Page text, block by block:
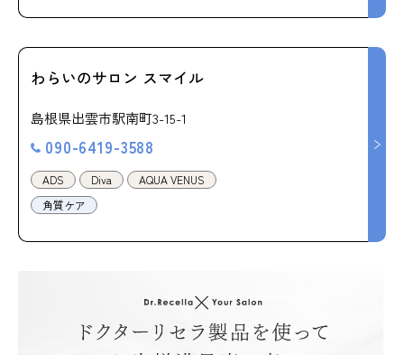
わらいのサロン スマイル
島根県出雲市駅南町3-15-1
090-6419-3588
ADS Diva
AQUA VENUS
角質ケア